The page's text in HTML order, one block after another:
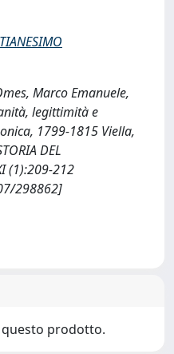
Marco Emanuele,
legittimità e
1799-1815 Viella,
DEL
(1):209-212
298862]
questo prodotto.